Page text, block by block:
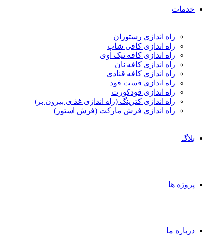
خدمات
راه اندازی رستوران
راه اندازی کافی شاپ
راه اندازی کافه تیک اوی
راه اندازی کافه نان
راه اندازی کافه قنادی
راه اندازی فست فود
راه اندازی فودکورت
راه اندازی کترینگ (راه‌ اندازی غذای بیرون بر)
راه اندازی فرش مارکت (فرش استور)
بلاگ
پروژه ها
درباره ما